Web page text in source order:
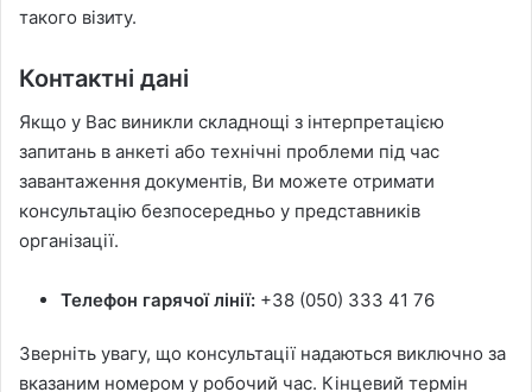
такого візиту.
Контактні дані
Якщо у Вас виникли складнощі з інтерпретацією
запитань в анкеті або технічні проблеми під час
завантаження документів, Ви можете отримати
консультацію безпосередньо у представників
організації.
Телефон гарячої лінії: +38 (050) 333 41 76
Зверніть увагу, що консультації надаються виключно за
вказаним номером у робочий час. Кінцевий термін